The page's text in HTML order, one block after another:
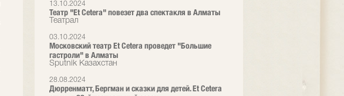
13.10.2024
Театр "Et Cetera" повезет два спектакля в Алматы
Театрал
03.10.2024
Московский театр Et Cetera проведет "Большие
гастроли" в Алматы
Sputnik Казахстан
28.08.2024
Дюрренматт, Бергман и сказки для детей. Et Cetera